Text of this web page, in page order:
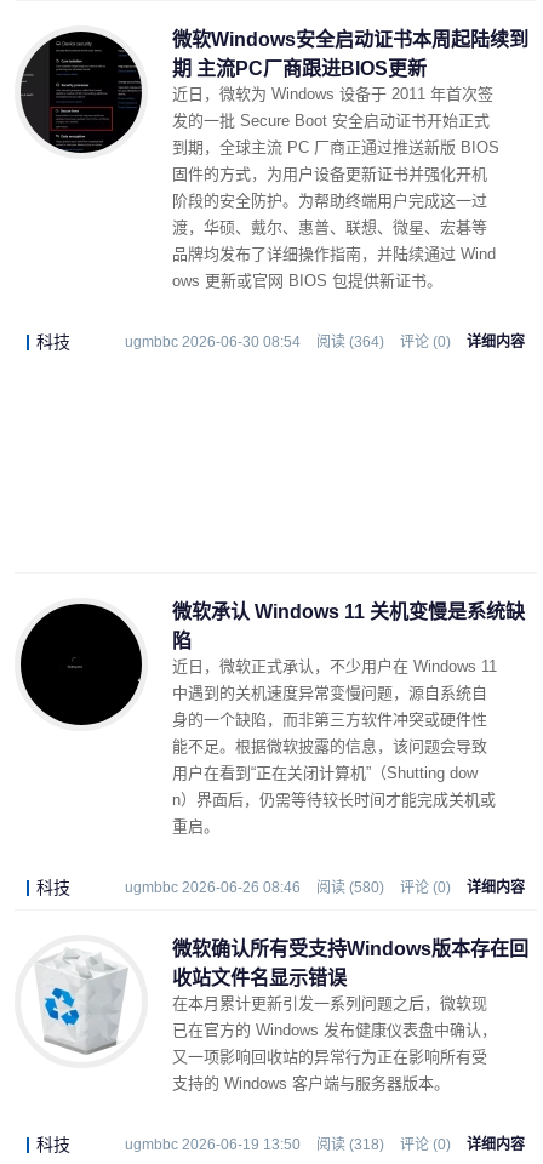
微软Windows安全启动证书本周起陆续到
期 主流PC厂商跟进BIOS更新
近日，微软为 Windows 设备于 2011 年首次签
发的一批 Secure Boot 安全启动证书开始正式
到期，全球主流 PC 厂商正通过推送新版 BIOS
固件的方式，为用户设备更新证书并强化开机
阶段的安全防护。为帮助终端用户完成这一过
渡，华硕、戴尔、惠普、联想、微星、宏碁等
品牌均发布了详细操作指南，并陆续通过 Wind
ows 更新或官网 BIOS 包提供新证书。
科技 ugmbbc 2026-06-30 08:54 阅读 (364) 评论 (0) 详细内容
微软承认 Windows 11 关机变慢是系统缺
陷
近日，微软正式承认，不少用户在 Windows 11
中遇到的关机速度异常变慢问题，源自系统自
身的一个缺陷，而非第三方软件冲突或硬件性
能不足。根据微软披露的信息，该问题会导致
用户在看到“正在关闭计算机”（Shutting dow
n）界面后，仍需等待较长时间才能完成关机或
重启。
科技 ugmbbc 2026-06-26 08:46 阅读 (580) 评论 (0) 详细内容
微软确认所有受支持Windows版本存在回
收站文件名显示错误
在本月累计更新引发一系列问题之后，微软现
已在官方的 Windows 发布健康仪表盘中确认，
又一项影响回收站的异常行为正在影响所有受
支持的 Windows 客户端与服务器版本。
科技 ugmbbc 2026-06-19 13:50 阅读 (318) 评论 (0) 详细内容